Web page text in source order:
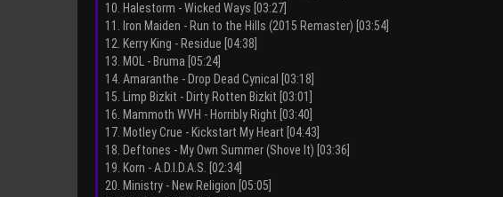
10. Halestorm - Wicked Ways [03:27]
11. Iron Maiden - Run to the Hills (2015 Remaster) [03:54]
12. Kerry King - Residue [04:38]
13. MOL - Bruma [05:24]
14. Amaranthe - Drop Dead Cynical [03:18]
15. Limp Bizkit - Dirty Rotten Bizkit [03:01]
16. Mammoth WVH - Horribly Right [03:40]
17. Motley Crue - Kickstart My Heart [04:43]
18. Deftones - My Own Summer (Shove It) [03:36]
19. Korn - A.D.I.D.A.S. [02:34]
20. Ministry - New Religion [05:05]